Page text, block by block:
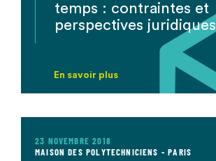
temps : contraintes et
perspectives juridiques
En savoir plus
23 NOVEMBRE 2018
MAISON DES POLYTECHNICIENS - PARIS